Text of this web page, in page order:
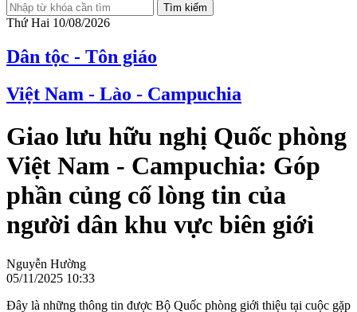
Tìm kiếm
Thứ Hai 10/08/2026
Dân tộc - Tôn giáo
Việt Nam - Lào - Campuchia
Giao lưu hữu nghị Quốc phòng
Việt Nam - Campuchia: Góp
phần củng cố lòng tin của
người dân khu vực biên giới
Nguyễn Hường
05/11/2025 10:33
Đây là những thông tin được Bộ Quốc phòng giới thiệu tại cuộc gặp